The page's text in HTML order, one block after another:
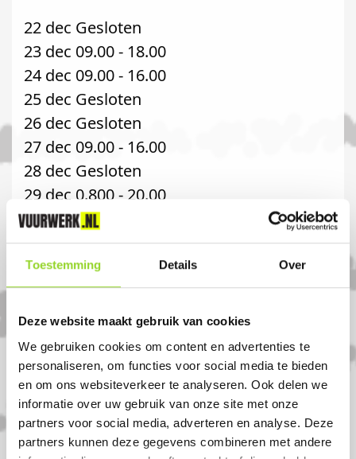
Toestemming Details Over
Deze website maakt gebruik van cookies
We gebruiken cookies om content en advertenties te
personaliseren, om functies voor social media te bieden
en om ons websiteverkeer te analyseren. Ook delen we
informatie over uw gebruik van onze site met onze
partners voor social media, adverteren en analyse. Deze
partners kunnen deze gegevens combineren met andere
22 dec Gesloten
23 dec 09.00 - 18.00
24 dec 09.00 - 16.00
25 dec Gesloten
26 dec Gesloten
27 dec 09.00 - 16.00
28 dec Gesloten
29 dec 0.800 - 20.00
30 dec 0.800 - 20.00
31 dec 0.800 - 17.00
Komt u uit zuid-
scharwoude?
Koop uw vuurwerk dan bij Vuurwerkboet
Joh. Stoop in Noord scharwoude. U bent
van harte welkom! U bent uiteraard ook
welkom als u uit Tuitjenhorn, Waarland of